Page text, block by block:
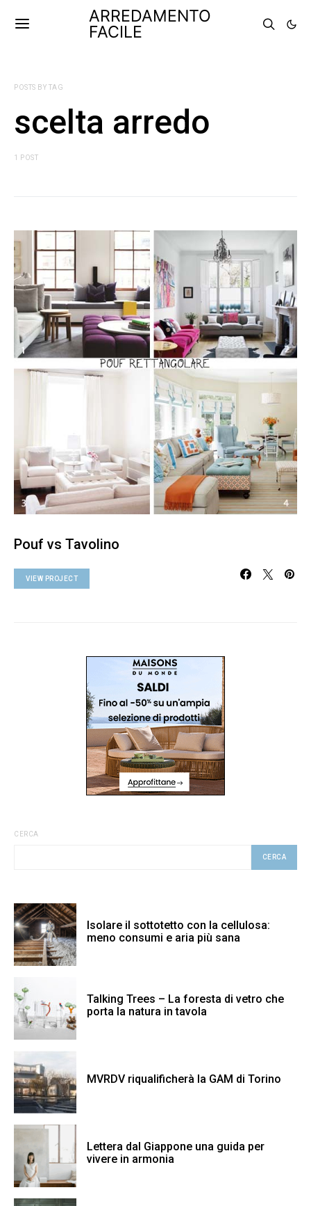
ARREDAMENTO
FACILE
POSTS BY TAG
scelta arredo
1 POST
Pouf vs Tavolino
VIEW PROJECT
CERCA
CERCA
Isolare il sottotetto con la cellulosa:
meno consumi e aria più sana
Talking Trees – La foresta di vetro che
porta la natura in tavola
MVRDV riqualificherà la GAM di Torino
Lettera dal Giappone una guida per
vivere in armonia